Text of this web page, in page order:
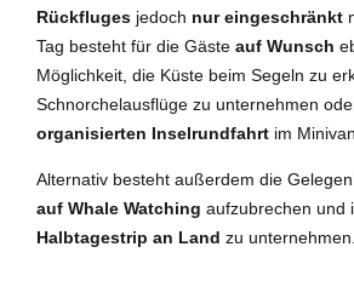
Rückfluges jedoch nur eingeschränkt
Tag besteht für die Gäste auf Wunsch
Möglichkeit, die Küste beim Segeln zu
Schnorchelausflüge zu unternehmen
organisierten Inselrundfahrt im
Alternativ besteht außerdem die
auf Whale Watching aufzubrechen und
Halbtagestrip an Land zu unternehmen.